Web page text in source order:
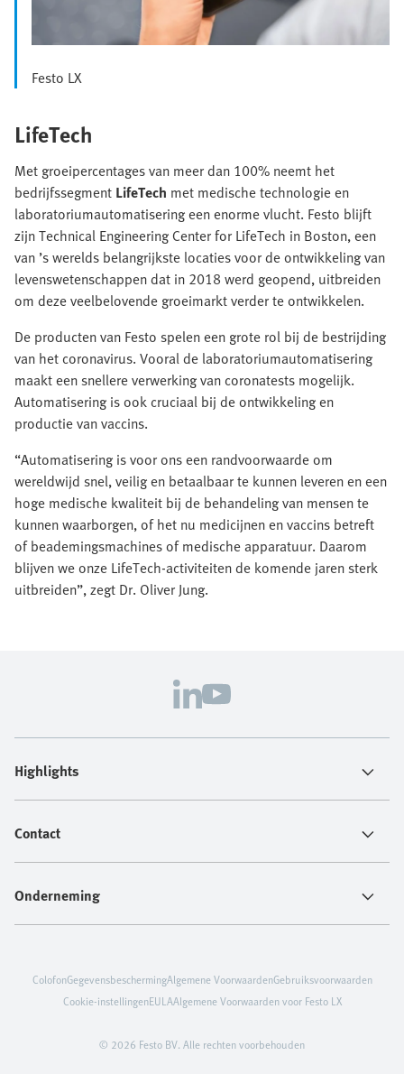
Festo LX
LifeTech
Met groeipercentages van meer dan 100% neemt het
bedrijfssegment LifeTech met medische technologie en
laboratoriumautomatisering een enorme vlucht. Festo blijft
zijn Technical Engineering Center for LifeTech in Boston, een
van ’s werelds belangrijkste locaties voor de ontwikkeling van
levenswetenschappen dat in 2018 werd geopend, uitbreiden
om deze veelbelovende groeimarkt verder te ontwikkelen.
De producten van Festo spelen een grote rol bij de bestrijding
van het coronavirus. Vooral de laboratoriumautomatisering
maakt een snellere verwerking van coronatests mogelijk.
Automatisering is ook cruciaal bij de ontwikkeling en
productie van vaccins.
“Automatisering is voor ons een randvoorwaarde om
wereldwijd snel, veilig en betaalbaar te kunnen leveren en een
hoge medische kwaliteit bij de behandeling van mensen te
kunnen waarborgen, of het nu medicijnen en vaccins betreft
of beademingsmachines of medische apparatuur. Daarom
blijven we onze LifeTech-activiteiten de komende jaren sterk
uitbreiden”, zegt Dr. Oliver Jung.
Highlights
Contact
Onderneming
© 2026 Festo BV. Alle rechten voorbehouden
ColofonGegevensbeschermingAlgemene VoorwaardenGebruiksvoorwaarden
Cookie-instellingenEULAAlgemene Voorwaarden voor Festo LX